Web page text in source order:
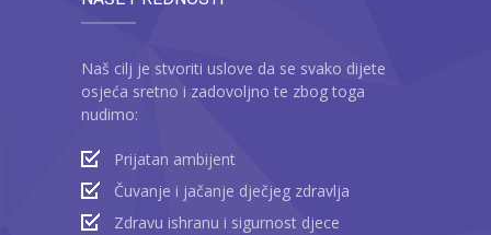
Naš cilj je stvoriti uslove da se svako dijete
osjeća sretno i zadovoljno te zbog toga
nudimo:
Prijatan ambijent
Čuvanje i jačanje dječjeg zdravlja
Zdravu ishranu i sigurnost djece